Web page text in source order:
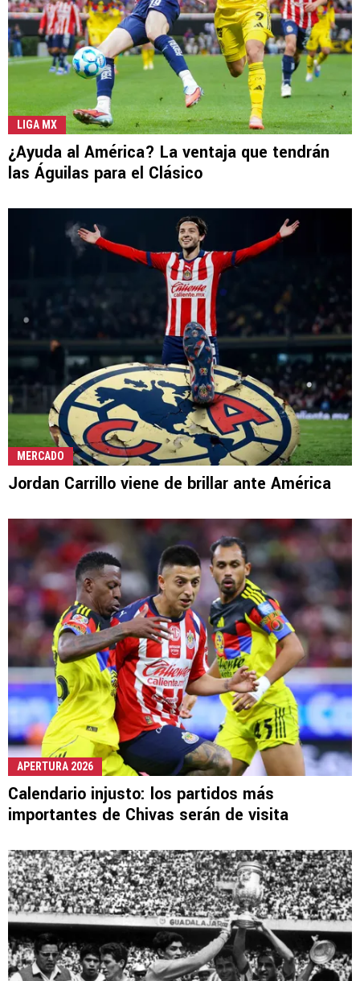
LIGA MX
¿Ayuda al América? La ventaja que tendrán
las Águilas para el Clásico
MERCADO
Jordan Carrillo viene de brillar ante América
APERTURA 2026
Calendario injusto: los partidos más
importantes de Chivas serán de visita